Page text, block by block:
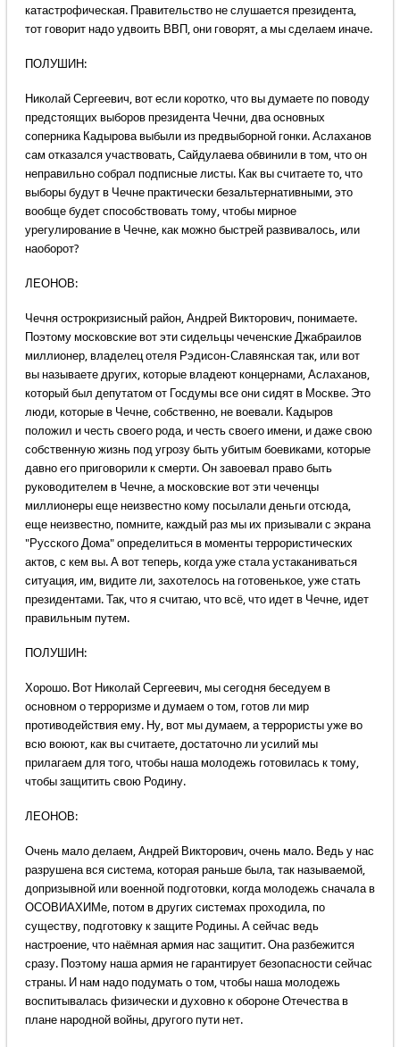
катастрофическая. Правительство не слушается президента,
тот говорит надо удвоить ВВП, они говорят, а мы сделаем иначе.
ПОЛУШИН:
Николай Сергеевич, вот если коротко, что вы думаете по поводу
предстоящих выборов президента Чечни, два основных
соперника Кадырова выбыли из предвыборной гонки. Аслаханов
сам отказался участвовать, Сайдулаева обвинили в том, что он
неправильно собрал подписные листы. Как вы считаете то, что
выборы будут в Чечне практически безальтернативными, это
вообще будет способствовать тому, чтобы мирное
урегулирование в Чечне, как можно быстрей развивалось, или
наоборот?
ЛЕОНОВ:
Чечня острокризисный район, Андрей Викторович, понимаете.
Поэтому московские вот эти сидельцы чеченские Джабраилов
миллионер, владелец отеля Рэдисон-Славянская так, или вот
вы называете других, которые владеют концернами, Аслаханов,
который был депутатом от Госдумы все они сидят в Москве. Это
люди, которые в Чечне, собственно, не воевали. Кадыров
положил и честь своего рода, и честь своего имени, и даже свою
собственную жизнь под угрозу быть убитым боевиками, которые
давно его приговорили к смерти. Он завоевал право быть
руководителем в Чечне, а московские вот эти чеченцы
миллионеры еще неизвестно кому посылали деньги отсюда,
еще неизвестно, помните, каждый раз мы их призывали с экрана
"Русского Дома" определиться в моменты террористических
актов, с кем вы. А вот теперь, когда уже стала устаканиваться
ситуация, им, видите ли, захотелось на готовенькое, уже стать
президентами. Так, что я считаю, что всё, что идет в Чечне, идет
правильным путем.
ПОЛУШИН:
Хорошо. Вот Николай Сергеевич, мы сегодня беседуем в
основном о терроризме и думаем о том, готов ли мир
противодействия ему. Ну, вот мы думаем, а террористы уже во
всю воюют, как вы считаете, достаточно ли усилий мы
прилагаем для того, чтобы наша молодежь готовилась к тому,
чтобы защитить свою Родину.
ЛЕОНОВ:
Очень мало делаем, Андрей Викторович, очень мало. Ведь у нас
разрушена вся система, которая раньше была, так называемой,
допризывной или военной подготовки, когда молодежь сначала в
ОСОВИАХИМе, потом в других системах проходила, по
существу, подготовку к защите Родины. А сейчас ведь
настроение, что наёмная армия нас защитит. Она разбежится
сразу. Поэтому наша армия не гарантирует безопасности сейчас
страны. И нам надо подумать о том, чтобы наша молодежь
воспитывалась физически и духовно к обороне Отечества в
плане народной войны, другого пути нет.